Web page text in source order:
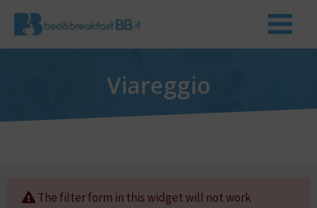
Viareggio
The filter form in this widget will not work